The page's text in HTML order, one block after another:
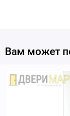
Вам может